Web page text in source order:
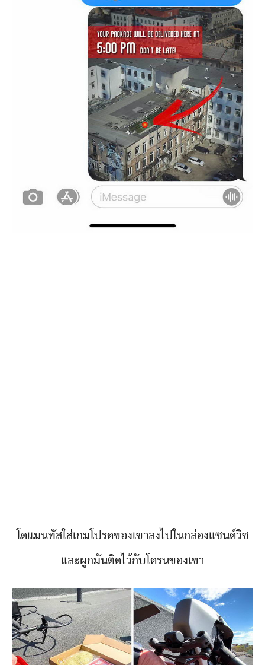
โดแมนทัสใส่เกมโปรดของเขาลงไปในกล่องแซนด์วิช
และผูกมันติดไว้กับโดรนของเขา